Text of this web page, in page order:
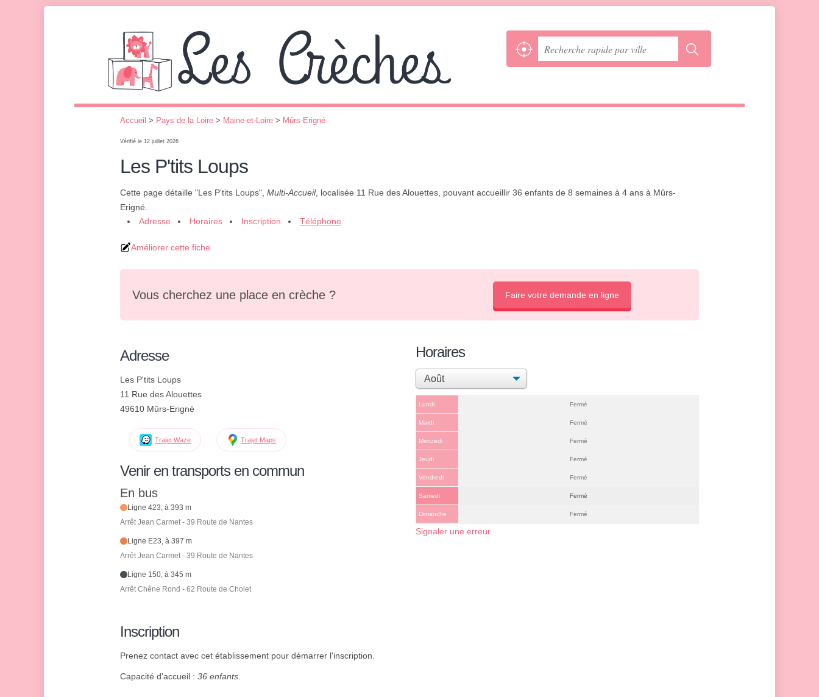
Accueil > Pays de la Loire > Maine-et-Loire > Mûrs-Erigné
Vérifié le 12 juillet 2026
Les P'tits Loups
Cette page détaille "Les P'tits Loups", Multi-Accueil, localisée 11 Rue des Alouettes, pouvant accueillir 36 enfants de 8 semaines à 4 ans à Mûrs-
Erigné.
Adresse
Horaires Inscription Téléphone
Améliorer cette fiche
Vous cherchez une place en crèche ? Faire votre demande en ligne
Adresse
Les P'tits Loups
11 Rue des Alouettes
49610 Mûrs-Erigné
Trajet Waze Trajet Maps
Venir en transports en commun
En bus
Ligne 423, à 393 m
Arrêt Jean Carmet - 39 Route de Nantes
Ligne E23, à 397 m
Arrêt Jean Carmet - 39 Route de Nantes
Ligne 150, à 345 m
Arrêt Chêne Rond - 62 Route de Cholet
Horaires
Lundi Fermé
Mardi Fermé
Mercredi Fermé
Jeudi Fermé
Vendredi Fermé
Samedi Fermé
Dimanche Fermé
Signaler une erreur
Inscription
Prenez contact avec cet établissement pour démarrer l'inscription.
Capacité d'accueil : 36 enfants.